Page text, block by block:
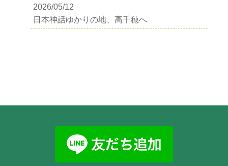
2026/05/12
日本神話ゆかりの地、高千穂へ